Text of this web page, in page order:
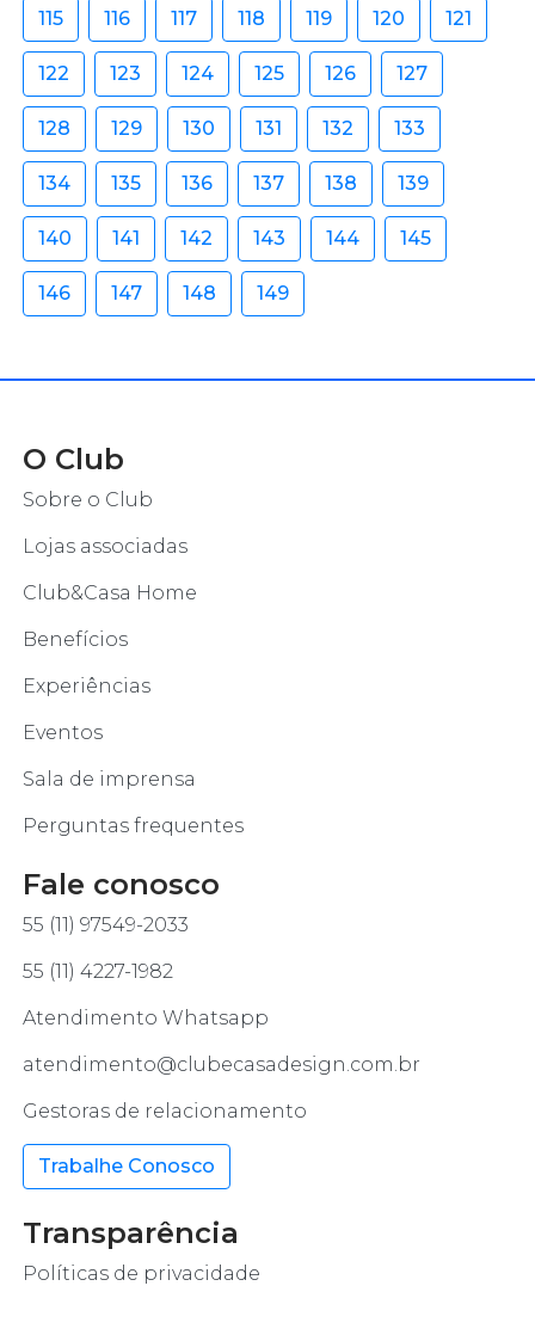
115 116 117 118 119 120 121
122 123 124 125 126 127
128 129 130 131 132 133
134 135 136 137 138 139
140 141 142 143 144 145
146 147 148 149
O Club
Sobre o Club
Lojas associadas
Club&Casa Home
Benefícios
Experiências
Eventos
Sala de imprensa
Perguntas frequentes
Fale conosco
55 (11) 97549-2033
55 (11) 4227-1982
Atendimento Whatsapp
atendimento@clubecasadesign.com.br
Gestoras de relacionamento
Trabalhe Conosco
Transparência
Políticas de privacidade